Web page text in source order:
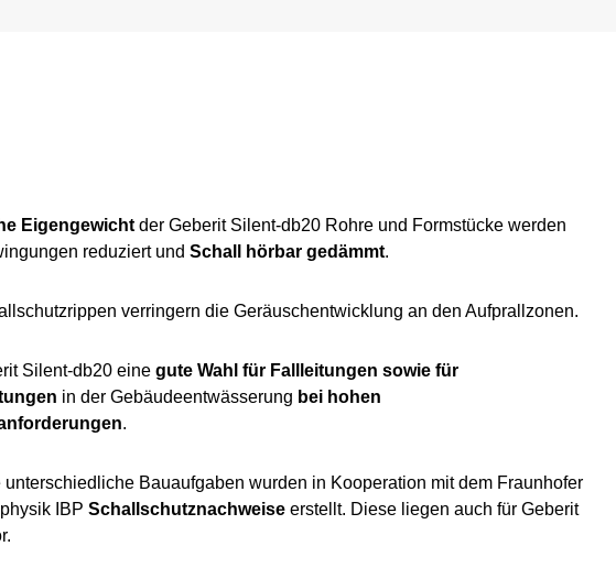
Eigengewicht der Geberit Silent-db20 Rohre und Formstücke werden
reduziert und Schall hörbar gedämmt.
verringern die Geräuschentwicklung an den Aufprallzonen.
Silent-db20 eine gute Wahl für Fallleitungen sowie für
in der Gebäudeentwässerung bei hohen
.
unterschiedliche Bauaufgaben wurden in Kooperation mit dem Fraunhofer
IBP Schallschutznachweise erstellt. Diese liegen auch für Geberit